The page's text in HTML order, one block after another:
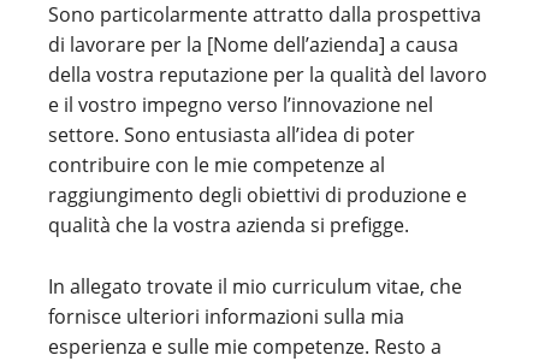
Sono particolarmente attratto dalla prospettiva
di lavorare per la [Nome dell’azienda] a causa
della vostra reputazione per la qualità del lavoro
e il vostro impegno verso l’innovazione nel
settore. Sono entusiasta all’idea di poter
contribuire con le mie competenze al
raggiungimento degli obiettivi di produzione e
qualità che la vostra azienda si prefigge.
In allegato trovate il mio curriculum vitae, che
fornisce ulteriori informazioni sulla mia
esperienza e sulle mie competenze. Resto a